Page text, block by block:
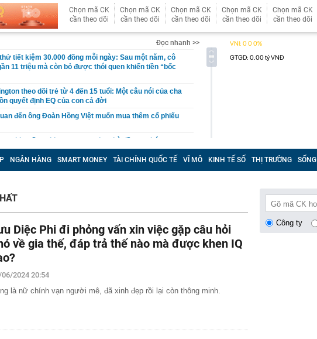
Chọn mã CK
cần theo dõi
Chọn mã CK
cần theo dõi
Chọn mã CK
cần theo dõi
Chọn mã CK
cần theo dõi
Chọn mã CK
cần theo dõi
Đọc nhanh >>
thử tiết kiệm 30.000 đồng mỗi ngày: Sau một năm, cô
11 triệu mà còn bỏ được thói quen khiến tiền “bốc
theo dõi trẻ từ 4 đến 15 tuổi: Một câu nói của cha
quyết định EQ của con cả đời
đến ông Đoàn Hồng Việt muốn mua thêm cổ phiếu
ra khuyến nghị quan trọng cho nhà đầu tư chứng
Việt Nam có doanh thu lớn hơn Vingroup, Petrolimex,
nhất 100%
gia tâm linh Xuân Trường
ra một tín hiệu quan trọng cho thấy VN-Index sắp bước
mới
vọt lên cao nhất 2 tháng, chuyên gia nói gì?
mét xuống đáy biển, phát hiện mỏ dầu khí trữ lượng
khơi Việt Nam
giao dịch chuyển khoản 35 triệu đồng tới tài khoản
chú ý: Từ 16/10, sân bay có thể mở vali để kiểm tra
khách không có mặt
NGÂN HÀNG SMART MONEY TÀI CHÍNH QUỐC TẾ VĨ MÔ KINH TẾ SỐ THỊ TRƯỜNG SỐNG
Diệc Phi đi phỏng vấn xin việc gặp câu hỏi
về gia thế, đáp trả thế nào mà được khen IQ
2024 20:54
là nữ chính vạn người mê, đã xinh đẹp rồi lại còn thông minh.
Công ty